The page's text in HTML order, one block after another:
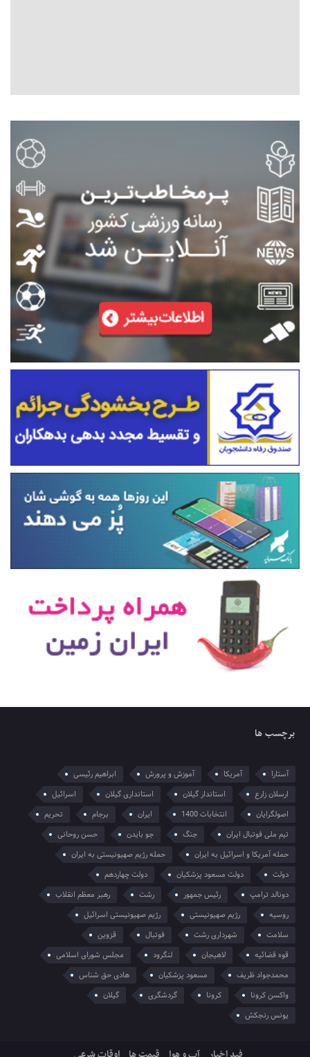
برچسب ها
آستارا آمریکا آموزش و پرورش
ابراهیم رئیسی
ارسلان زارع
استاندار گیلان استانداری گیلان
اسرائیل
اصولگرایان
انتخابات 1400 ایران برجام
تحریم
تیم ملی فوتبال ایران
جنگ جو بایدن
حسن روحانی
حمله آمریکا و اسرائیل به ایران
حمله رژیم صهیونیستی به ایران
دولت
دولت مسعود پزشکیان
دولت چهاردهم
دونالد ترامپ
رئیس جمهور رشت
رهبر معظم انقلاب
روسیه
رژیم صهیونیستی
رژیم صهیونیستی اسرائیل
سلامت
شهرداری رشت فوتبال
قزوین
قوه قضائیه
لاهیجان لنگرود
مجلس شورای اسلامی
محمدجواد ظریف
مسعود پزشکیان
هادی حق شناس
واکسن کرونا
کرونا گردشگری
گیلان
یونس رنجکش